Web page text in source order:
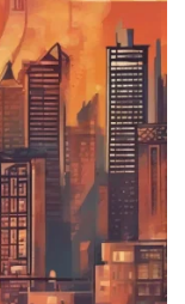
تسریع ریکاوری
عضلانی
پس از یک جلسه
می یابد. گلیکوژن
سریع آن برای
است. پودر کربو
فرآیند بازسازی
انسولین، به انتقال
ذخیره سازی گلیکوژن